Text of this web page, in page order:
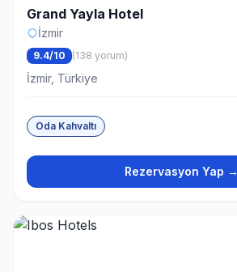
Grand Yayla Hotel
İzmir
9.4/10 (138 yorum)
İzmir, Türkiye
Oda Kahvaltı
Rezervasyon Yap →